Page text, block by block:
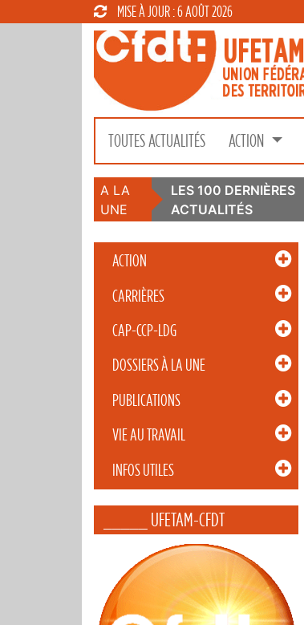
MISE À JOUR : 6 AOÛT 2026
TOUTES ACTUALITÉS ACTION
A LA
UNE
LES 100 DERNIÈRES
ACTUALITÉS
ACTION
CARRIÈRES
CAP-CCP-LDG
DOSSIERS À LA UNE
PUBLICATIONS
VIE AU TRAVAIL
INFOS UTILES
_____ UFETAM-CFDT